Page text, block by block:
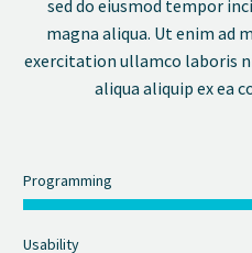
sed do eiusmod tempor
magna aliqua. Ut enim ad
exercitation ullamco laboris
aliqua aliquip ex ea
Programming
Usability